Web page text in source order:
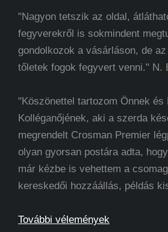
"Nagyon tetszik az oldal,
fegyverekről is sokmindent
gondolkozok a vásárláson, de
tőletek fogok fegyvert venni." N.
"Köszönettel tartozom Önnek és
Kolléganőjének, aki a szerda
megrendelt Crosman Premier
olyan gyorsan postára adta,
már kézbe is vehettem a
kereskedői hozzáállás, példás
További vélemények